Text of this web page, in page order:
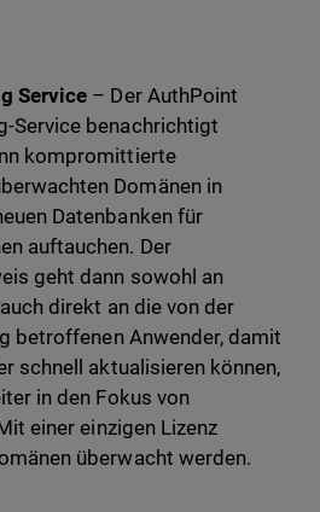
Service – Der AuthPoint
Service benachrichtigt
kompromittierte
Domänen in
Datenbanken für
auftauchen. Der
geht dann sowohl an
direkt an die von der
betroffenen Anwender, damit
schnell aktualisieren können,
in den Fokus von
einer einzigen Lizenz
überwacht werden.